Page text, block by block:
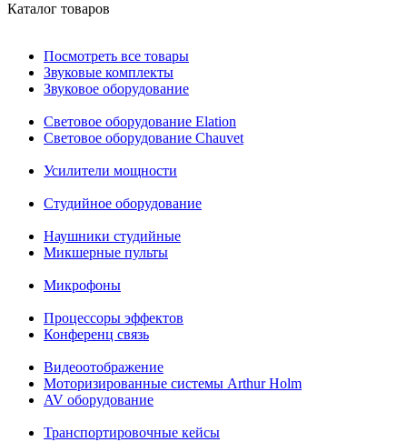
Каталог товаров
Посмотреть все товары
Звуковые комплекты
Звуковое оборудование
Световое оборудование Elation
Cветовое оборудование Chauvet
Усилители мощности
Студийное оборудование
Наушники студийные
Микшерные пульты
Микрофоны
Процессоры эффектов
Конференц связь
Видеоотображение
Моторизированные системы Arthur Holm
AV оборудование
Транспортировочные кейсы